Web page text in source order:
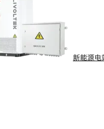
新能源电